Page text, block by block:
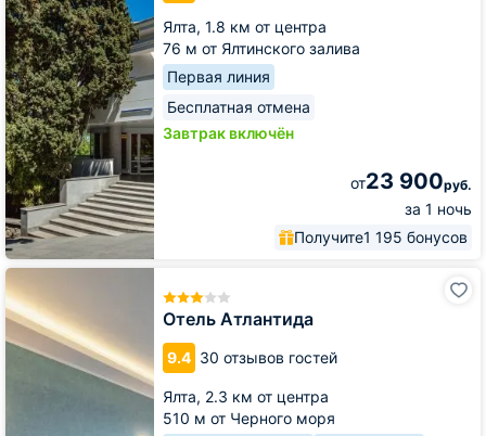
Ялта, 1.8 км от центра
76 м от Ялтинского залива
Первая линия
Бесплатная отмена
Завтрак включён
от23 900руб.
за 1 ночь
Получите1 195 бонусов
Отель Атлантида
9.4 30 отзывов гостей
Ялта, 2.3 км от центра
510 м от Черного моря
Отель
Атлантида